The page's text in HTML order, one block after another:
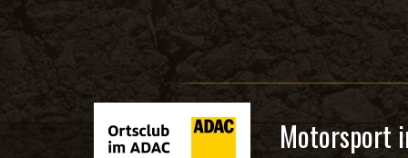
Motorsport